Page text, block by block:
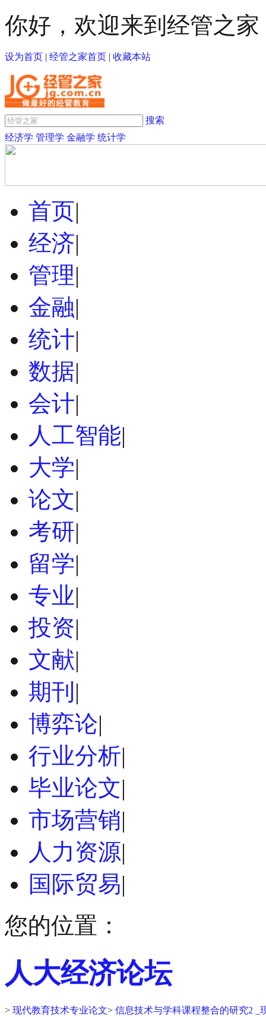
你好，欢迎来到经管之家
设为首页 | 经管之家首页 | 收藏本站
搜索
经济学 管理学 金融学 统计学
首页|
经济|
管理|
金融|
统计|
数据|
会计|
人工智能|
大学|
论文|
考研|
留学|
专业|
投资|
文献|
期刊 |
博弈论|
行业分析|
毕业论文|
市场营销|
人力资源|
国际贸易|
您的位置：
人大经济论坛
> 现代教育技术专业论文> 信息技术与学科课程整合的研究2 _